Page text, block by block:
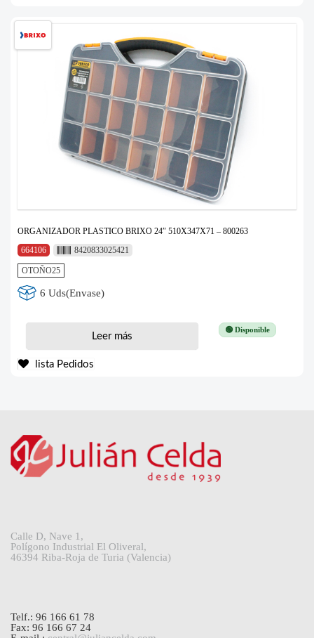
ORGANIZADOR PLASTICO BRIXO 24″ 510X347X71 – 800263
664106
8420833025421
OTOÑO25
6 Uds(Envase)
🟢 Disponible
Leer más
lista Pedidos
Calle D, Nave 1,
Polígono Industrial El Oliveral,
46394 Riba-Roja de Turia (Valencia)
Telf.: 96 166 61 78
Fax: 96 166 67 24